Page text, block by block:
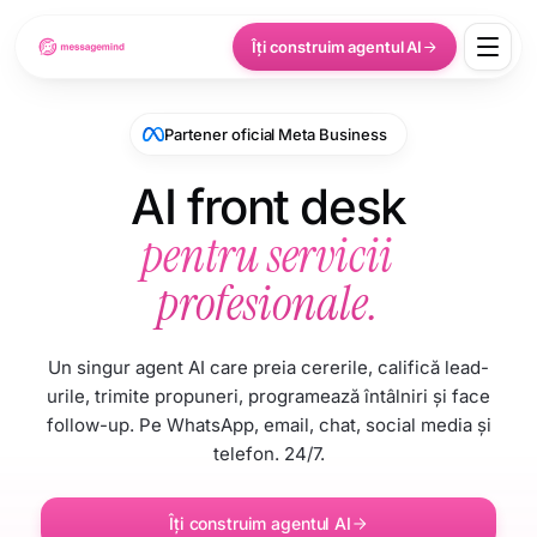
Îți construim agentul AI
Partener oficial Meta Business
AI front desk
pentru servicii
profesionale.
Un singur agent AI care preia cererile, califică lead-
urile, trimite propuneri, programează întâlniri și face
follow-up. Pe WhatsApp, email, chat, social media și
telefon. 24/7.
Îți construim agentul AI